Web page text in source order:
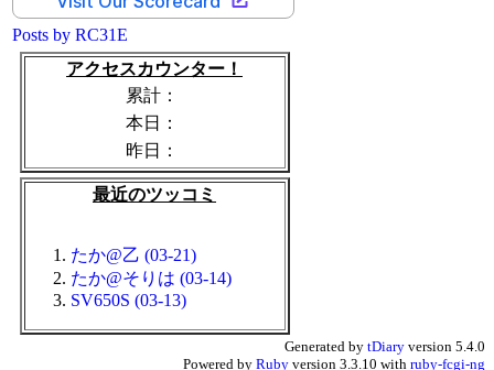
Posts by RC31E
アクセスカウンター！
累計：
本日：
昨日：
最近のツッコミ
たか@乙 (03-21)
たか@そりは (03-14)
SV650S (03-13)
Generated by tDiary version 5.4.0
Powered by Ruby version 3.3.10 with ruby-fcgi-ng